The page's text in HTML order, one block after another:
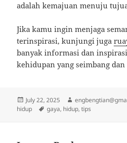
adalah kemajuan menuju
Jika kamu ingin menjaga
terinspirasi, kunjungi juga
banyak informasi dan
kehidupan yang seimbang
Posted
on
July 22, 2025 Author
hidup
Tags
gaya, hidup,tips